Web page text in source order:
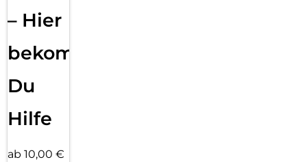
– Hier
bekommst
Du
Hilfe
ab 10,00 €